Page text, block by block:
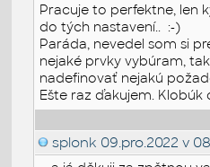
Pracuje to perfektne, len
do tých nastavení.. :-)
Paráda, nevedel som si
nejaké prvky vybúram,
nadefinovať nejakú
Ešte raz ďakujem. Klobúk
splonk 09.pro.2022 v